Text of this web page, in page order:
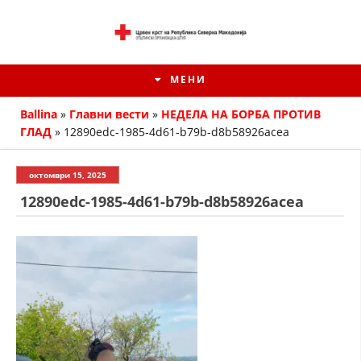
МЕНИ
ИСТОРИЈАТ НА ЦКРМ
ИСТОРИЈАТ НА ДВИЖЕЊЕТО
Ballina » Главни вести » НЕДЕЛА НА БОРБА ПРОТИВ
ГЛАД » 12890edc-1985-4d61-b79b-d8b58926acea
октомври 15, 2025
12890edc-1985-4d61-b79b-d8b58926acea